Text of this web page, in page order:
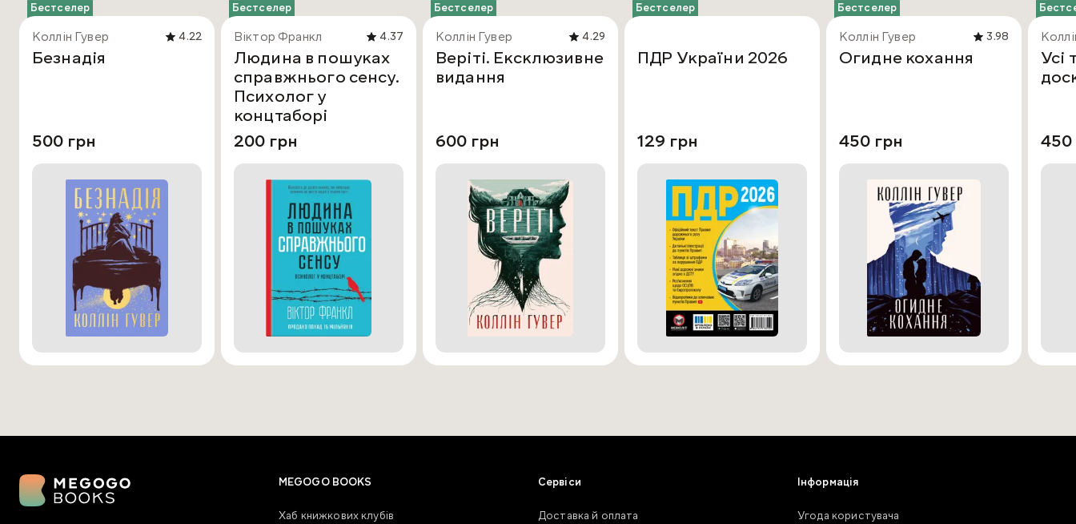
Бестселер
Коллін Гувер 4.22
Безнадія
500 грн
Бестселер
Віктор Франкл 4.37
Людина в пошуках
справжнього сенсу.
Психолог у
концтаборі
200 грн
Бестселер
Коллін Гувер 4.29
Веріті. Ексклюзивне
видання
600 грн
Бестселер
ПДР України 2026
129 грн
Бестселер
Коллін Гувер 3.98
Огидне кохання
450 грн
Усі
450
MEGOGO BOOKS
Хаб книжкових клубів
Сервіси
Доставка й оплата
Інформація
Угода користувача